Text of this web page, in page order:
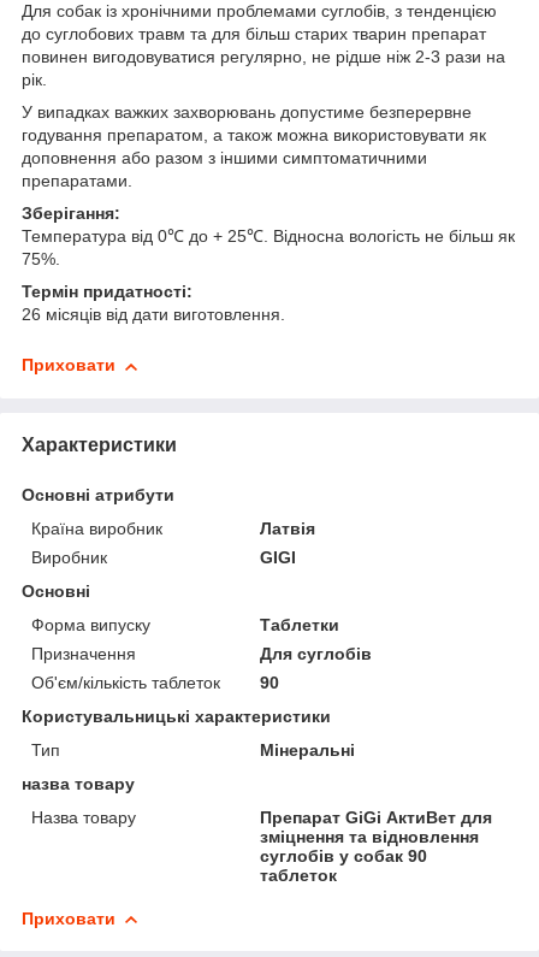
Для собак із хронічними проблемами суглобів, з тенденцією
до суглобових травм та для більш старих тварин препарат
повинен вигодовуватися регулярно, не рідше ніж 2-3 рази на
рік.
У випадках важких захворювань допустиме безперервне
годування препаратом, а також можна використовувати як
доповнення або разом з іншими симптоматичними
препаратами.
Зберігання:
Температура від 0℃ до + 25℃. Відносна вологість не більш як
75%.
Термін придатності:
26 місяців від дати виготовлення.
Приховати
Характеристики
Основні атрибути
Країна виробник
Латвія
Виробник
GIGI
Основні
Форма випуску
Таблетки
Призначення
Для суглобів
Об'єм/кількість таблеток
90
Користувальницькі характеристики
Тип
Мінеральні
назва товару
Назва товару
Препарат GiGi АктиВет для
зміцнення та відновлення
суглобів у собак 90
таблеток
Приховати